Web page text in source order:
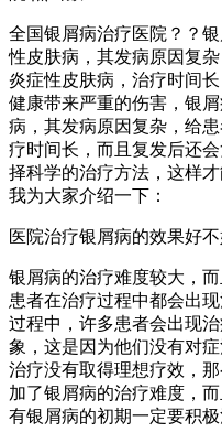
全国银屑病治疗医院？？
性皮肤病，其发病原因复
炎症性皮肤病，治疗时间
健康带来严重的伤害，银
病，其发病原因复杂，给
疗时间长，而且复发后还
择科学的治疗方法，这样
我为大家介绍一下：
医院治疗银屑病的效果好不
银屑病的治疗难度较大，
患者在治疗过程中都会出
过程中，许多患者会出现
象，这是因为他们没有对
治疗没有取得理想疗效，
加了银屑病的治疗难度，
有银屑病的初期一定要积极